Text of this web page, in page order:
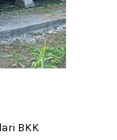
BKK